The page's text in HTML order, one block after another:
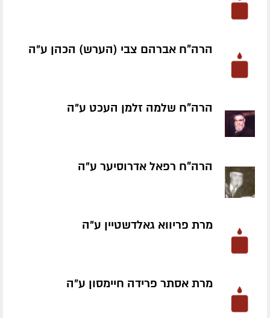
הרה"ח אברהם צבי (הערש) הכהן ע״ה
הרה"ח שלמה זלמן העכט ע״ה
הרה"ח רפאל אדרוסיער ע״ה
מרת פריווא גאלדשטיין ע״ה
מרת אסתר פרידה חיימסון ע״ה